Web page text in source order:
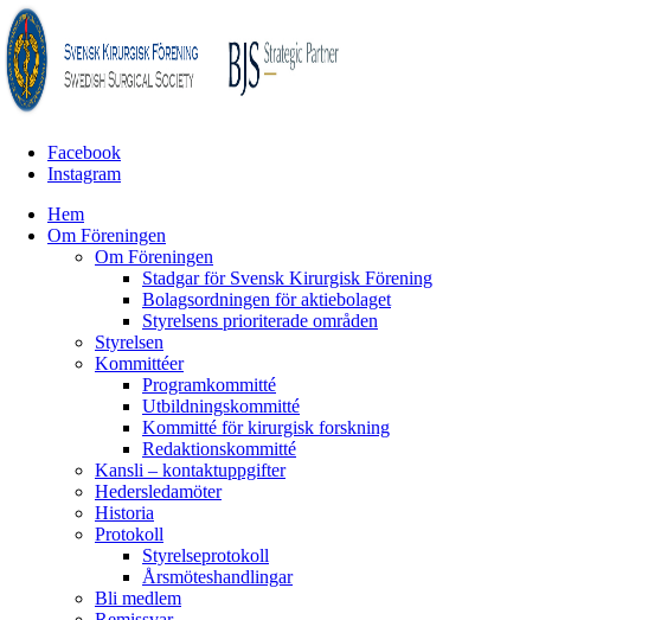
Facebook
Instagram
Hem
Om Föreningen
Om Föreningen
Stadgar för Svensk Kirurgisk Förening
Bolagsordningen för aktiebolaget
Styrelsens prioriterade områden
Styrelsen
Kommittéer
Programkommitté
Utbildningskommitté
Kommitté för kirurgisk forskning
Redaktionskommitté
Kansli – kontaktuppgifter
Hedersledamöter
Historia
Protokoll
Styrelseprotokoll
Årsmöteshandlingar
Bli medlem